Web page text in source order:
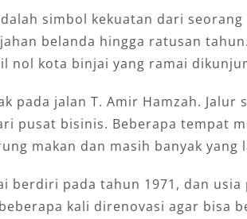
simbol kekuatan dari
belanda hingga ratusan
nol kota binjai yang ramai
pada jalan T. Amir Hamzah. Jalur
pusat bisinis. Beberapa tempat
makan dan masih banyak yang
berdiri pada tahun 1971, dan
kali direnovasi agar bisa